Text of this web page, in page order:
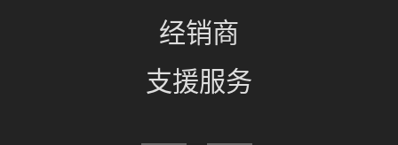
经销商
支援服务